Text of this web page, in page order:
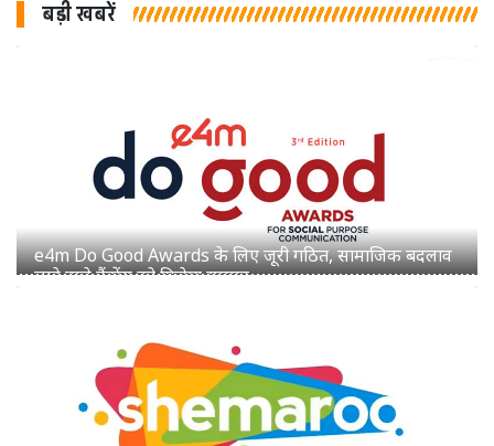
बड़ी खबरें
शेमारू को मिला MIB का ग्रीन सिग्नल, जल्द लॉन्च होगा नया हिंदी
चैनल 'Mango TV'